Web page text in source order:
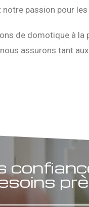
notre passion pour
de domotique à la
nous assurons tant